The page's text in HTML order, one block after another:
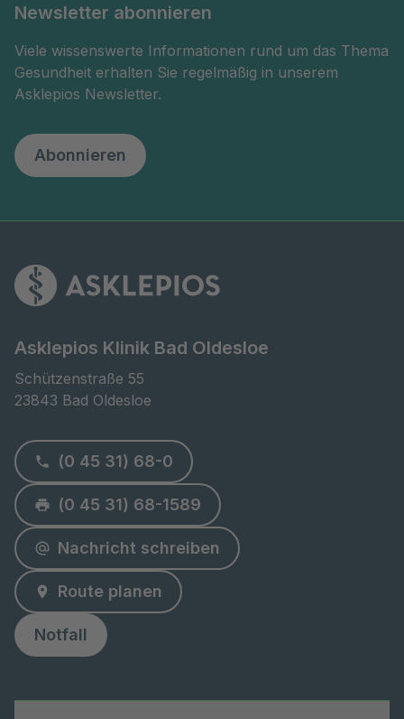
Newsletter abonnieren
Viele wissenswerte Informationen rund um das Thema
Gesundheit erhalten Sie regelmäßig in unserem
Asklepios Newsletter.
Abonnieren
Asklepios Klinik Bad Oldesloe
Schützenstraße 55
23843 Bad Oldesloe
(0 45 31) 68-0
(0 45 31) 68-1589
Nachricht schreiben
Route planen
Notfall